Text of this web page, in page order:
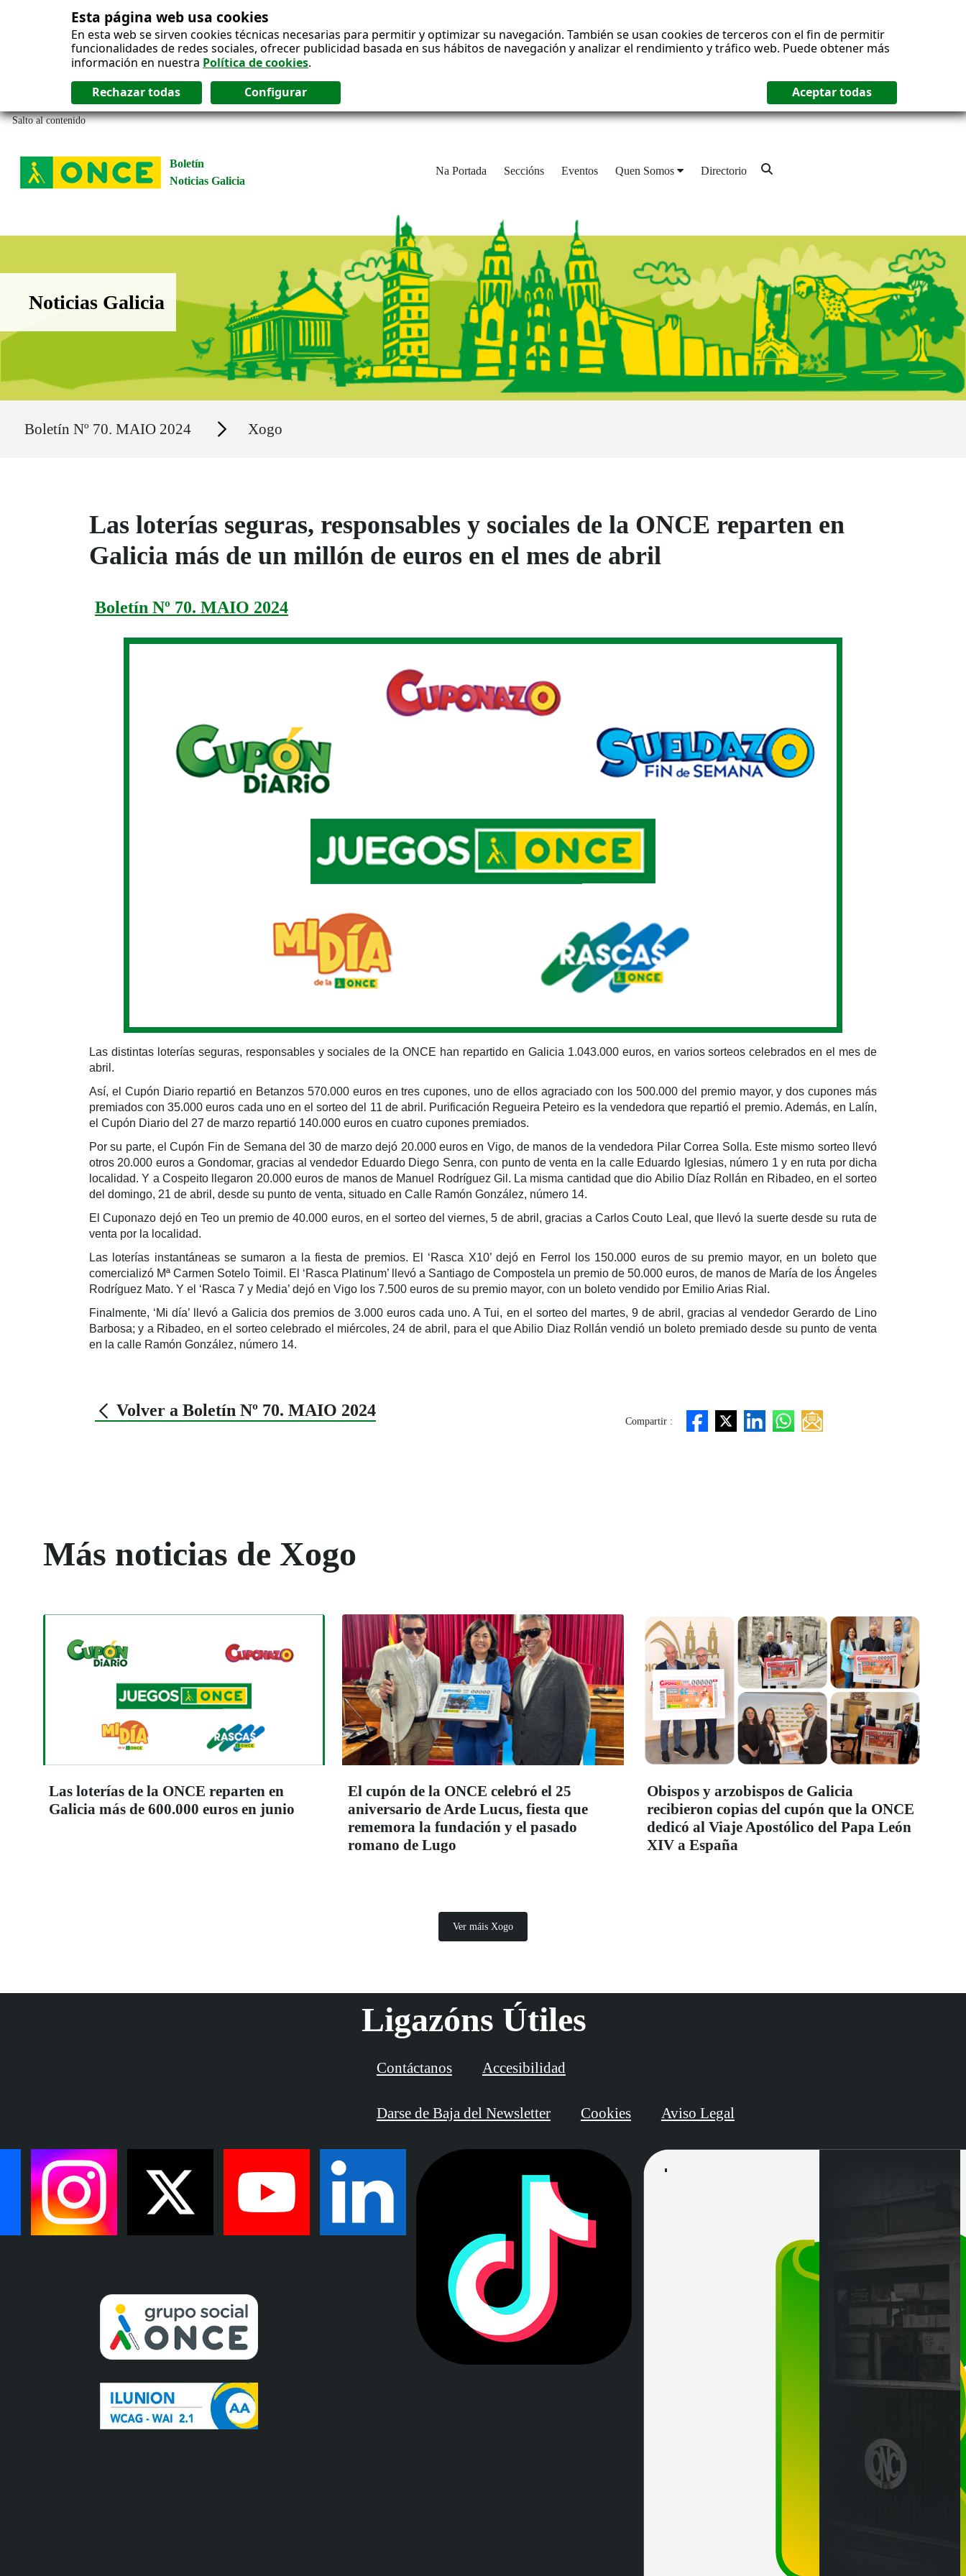
Esta página web usa cookies
En esta web se sirven cookies técnicas necesarias para permitir y optimizar su navegación. También se usan cookies de terceros con el fin de permitir
funcionalidades de redes sociales, ofrecer publicidad basada en sus hábitos de navegación y analizar el rendimiento y tráfico web. Puede obtener más
información en nuestra Política de cookies.
Salto al contenido
Boletín
Noticias Galicia
Na Portada Seccións Eventos Quen Somos Directorio
Boletín Noticias Galicia
Noticias Galicia
Boletín Nº 70. MAIO 2024 Secciones Xogo
Las loterías seguras, responsables y sociales de la ONCE reparten en
Galicia más de un millón de euros en el mes de abril
Boletín Nº 70. MAIO 2024
Las distintas loterías seguras, responsables y sociales de la ONCE han repartido en Galicia 1.043.000 euros, en varios sorteos celebrados en el mes de
abril.
Así, el Cupón Diario repartió en Betanzos 570.000 euros en tres cupones, uno de ellos agraciado con los 500.000 del premio mayor, y dos cupones más
premiados con 35.000 euros cada uno en el sorteo del 11 de abril. Purificación Regueira Peteiro es la vendedora que repartió el premio. Además, en Lalín,
el Cupón Diario del 27 de marzo repartió 140.000 euros en cuatro cupones premiados.
Por su parte, el Cupón Fin de Semana del 30 de marzo dejó 20.000 euros en Vigo, de manos de la vendedora Pilar Correa Solla. Este mismo sorteo llevó
otros 20.000 euros a Gondomar, gracias al vendedor Eduardo Diego Senra, con punto de venta en la calle Eduardo Iglesias, número 1 y en ruta por dicha
localidad. Y a Cospeito llegaron 20.000 euros de manos de Manuel Rodríguez Gil. La misma cantidad que dio Abilio Díaz Rollán en Ribadeo, en el sorteo
del domingo, 21 de abril, desde su punto de venta, situado en Calle Ramón González, número 14.
El Cuponazo dejó en Teo un premio de 40.000 euros, en el sorteo del viernes, 5 de abril, gracias a Carlos Couto Leal, que llevó la suerte desde su ruta de
venta por la localidad.
Las loterías instantáneas se sumaron a la fiesta de premios. El ‘Rasca X10’ dejó en Ferrol los 150.000 euros de su premio mayor, en un boleto que
comercializó Mª Carmen Sotelo Toimil. El ‘Rasca Platinum’ llevó a Santiago de Compostela un premio de 50.000 euros, de manos de María de los Ángeles
Rodríguez Mato. Y el ‘Rasca 7 y Media’ dejó en Vigo los 7.500 euros de su premio mayor, con un boleto vendido por Emilio Arias Rial.
Finalmente, ‘Mi día’ llevó a Galicia dos premios de 3.000 euros cada uno. A Tui, en el sorteo del martes, 9 de abril, gracias al vendedor Gerardo de Lino
Barbosa; y a Ribadeo, en el sorteo celebrado el miércoles, 24 de abril, para el que Abilio Diaz Rollán vendió un boleto premiado desde su punto de venta
en la calle Ramón González, número 14.
Volver a Boletín Nº 70. MAIO 2024
Compartir :
Más noticias de Xogo
Las loterías de la ONCE reparten en
Galicia más de 600.000 euros en junio
El cupón de la ONCE celebró el 25
aniversario de Arde Lucus, fiesta que
rememora la fundación y el pasado
romano de Lugo
Obispos y arzobispos de Galicia
recibieron copias del cupón que la ONCE
dedicó al Viaje Apostólico del Papa León
XIV a España
Ver máis Xogo
Ligazóns Útiles
Contáctanos Accesibilidad
Darse de Baja del Newsletter Cookies Aviso Legal